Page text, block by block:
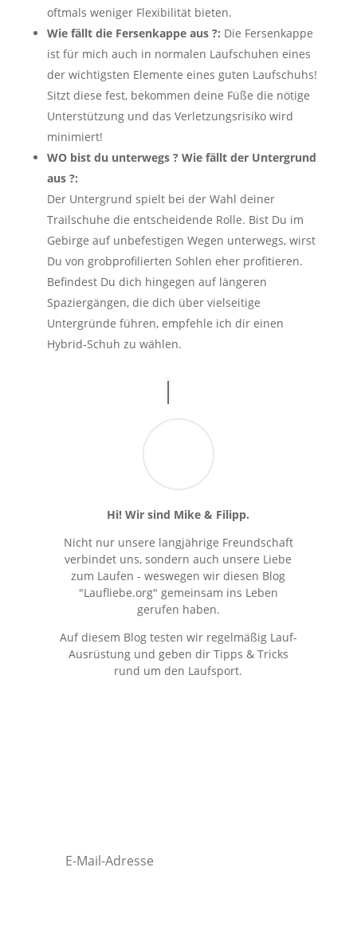
oftmals weniger Flexibilität bieten.
Wie fällt die Fersenkappe aus ?: Die Fersenkappe
ist für mich auch in normalen Laufschuhen eines
der wichtigsten Elemente eines guten Laufschuhs!
Sitzt diese fest, bekommen deine Füße die nötige
Unterstützung und das Verletzungsrisiko wird
minimiert!
WO bist du unterwegs ? Wie fällt der Untergrund
aus ?:
Der Untergrund spielt bei der Wahl deiner
Trailschuhe die entscheidende Rolle. Bist Du im
Gebirge auf unbefestigen Wegen unterwegs, wirst
Du von grobprofilierten Sohlen eher profitieren.
Befindest Du dich hingegen auf längeren
Spaziergängen, die dich über vielseitige
Untergründe führen, empfehle ich dir einen
Hybrid-Schuh zu wählen.
Hi! Wir sind Mike & Filipp.
Nicht nur unsere langjährige Freundschaft
verbindet uns, sondern auch unsere Liebe
zum Laufen - weswegen wir diesen Blog
"Laufliebe.org" gemeinsam ins Leben
gerufen haben.
Auf diesem Blog testen wir regelmäßig Lauf-
Ausrüstung und geben dir Tipps & Tricks
rund um den Laufsport.